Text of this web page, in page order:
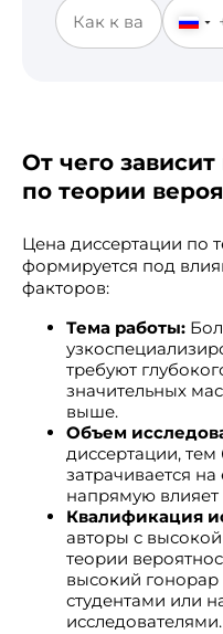
От чего
по теории
Цена диссертации по
формируется под
факторов:
Тема работы:
требуют
значительных
выше.
Объем
диссертации,
затрачивается на
напрямую влияет
Квалификация
авторы с
теории
высокий
студентами или
исследователями.